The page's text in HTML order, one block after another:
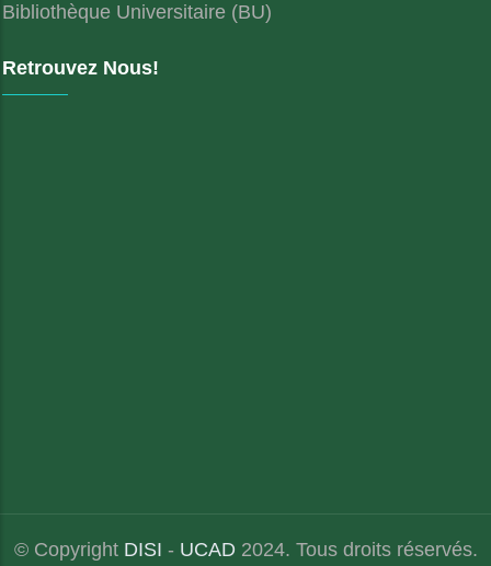
Bibliothèque Universitaire (BU)
Retrouvez Nous!
© Copyright DISI - UCAD 2024. Tous droits réservés.